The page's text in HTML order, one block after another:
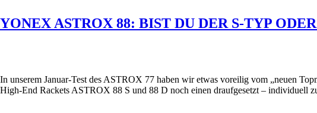
YONEX ASTROX 88: BIST DU DER S-TYP
In unserem Januar-Test des ASTROX 77 haben wir etwas voreilig vom „neuen
High-End Rackets ASTROX 88 S und 88 D noch einen draufgesetzt – individuell